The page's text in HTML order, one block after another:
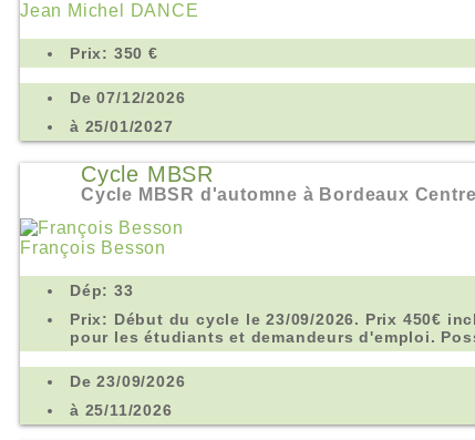
Jean Michel DANCE
Prix: 350 €
De 07/12/2026
à 25/01/2027
Cycle MBSR
Cycle MBSR d'automne à Bordeaux
François Besson
Dép: 33
Prix: Début du cycle le 23/09/2026. Prix 450€
pour les étudiants et demandeurs d'emploi.
De 23/09/2026
à 25/11/2026